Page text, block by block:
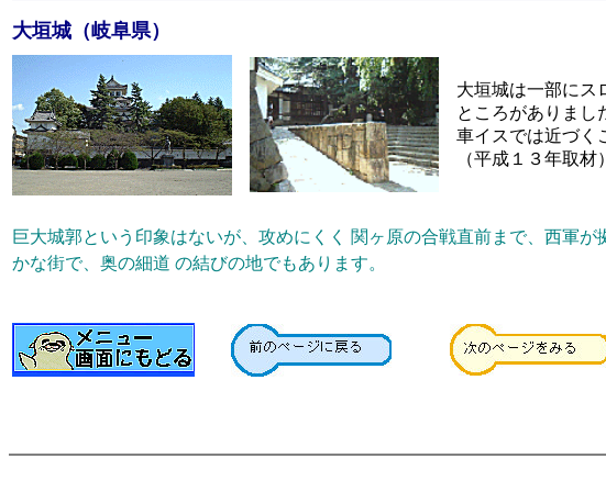
大垣城（岐阜県）
大垣城は一部にス
ところがありまし
車イスでは近づく
（平成１３年取材）
巨大城郭という印象はないが、攻めにくく 関ヶ原の合戦直前まで、西軍
かな街で、奥の細道 の結びの地でもあります。